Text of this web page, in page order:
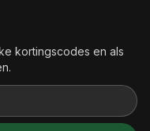
kortingscodes en als